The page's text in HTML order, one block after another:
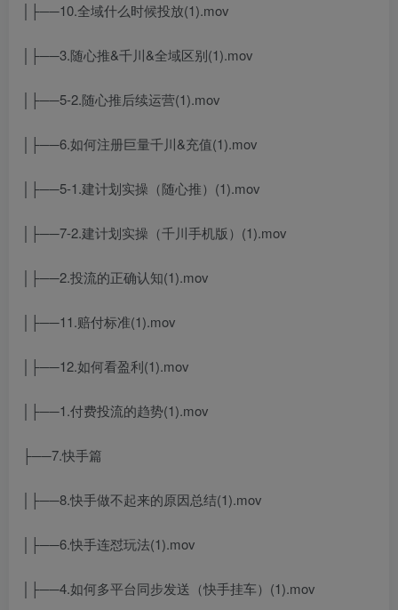
│├──10.全域什么时候投放(1).mov
│├──3.随心推&千川&全域区别(1).mov
│├──5-2.随心推后续运营(1).mov
│├──6.如何注册巨量千川&充值(1).mov
│├──5-1.建计划实操（随心推）(1).mov
│├──7-2.建计划实操（千川手机版）(1).mov
│├──2.投流的正确认知(1).mov
│├──11.赔付标准(1).mov
│├──12.如何看盈利(1).mov
│├──1.付费投流的趋势(1).mov
├──7.快手篇
│├──8.快手做不起来的原因总结(1).mov
│├──6.快手连怼玩法(1).mov
│├──4.如何多平台同步发送（快手挂车）(1).mov